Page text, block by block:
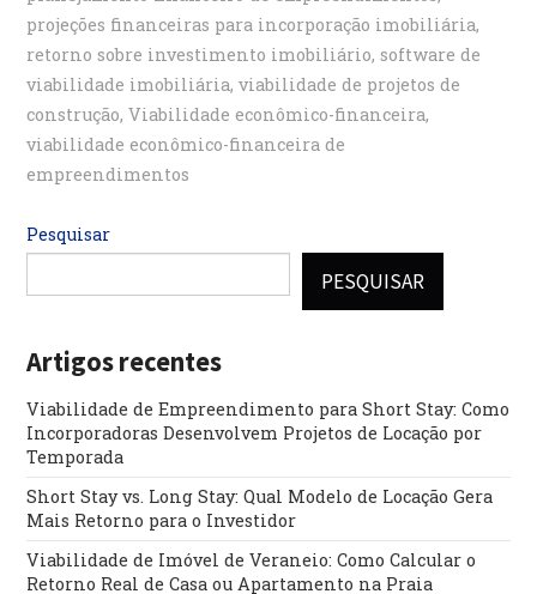
projeções financeiras para incorporação imobiliária,
retorno sobre investimento imobiliário,software de
viabilidade imobiliária,viabilidade de projetos de
construção,Viabilidade econômico-financeira,
viabilidade econômico-financeira de
empreendimentos
Pesquisar
PESQUISAR
Artigos recentes
Viabilidade de Empreendimento para Short Stay: Como
Incorporadoras Desenvolvem Projetos de Locação por
Temporada
Short Stay vs. Long Stay: Qual Modelo de Locação Gera
Mais Retorno para o Investidor
Viabilidade de Imóvel de Veraneio: Como Calcular o
Retorno Real de Casa ou Apartamento na Praia